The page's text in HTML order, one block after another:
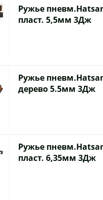
Ружье
пласт. 5,5мм 3Дж
Ружье
дерево 5.5мм 3Дж
Ружье
пласт. 6,35мм 3Дж